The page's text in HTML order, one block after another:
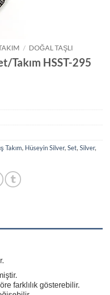
/ DOĞAL TAŞLI
Takım HSST-295
Takım, Hüseyin Silver,Set,Silver,
farklılık gösterebilir.